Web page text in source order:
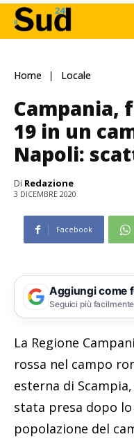
Home Locale
Campania,
19 in un
Napoli:
Di Redazione
3 DICEMBRE 2020
Facebook
Aggiungi come
Seguici più
La Regione
rossa nel campo
esterna di
stata presa dopo
popolazione del